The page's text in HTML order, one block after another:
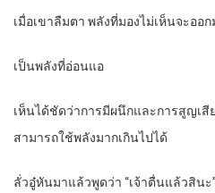
เมื่อเขาลืมตา พลังที่มองไม่เห็นจะออ
เป็นพลังที่อ่อนแอ
เห็นได้ชัดว่าการมีผนึกและการสูญเสี
สามารถใช้พลังมากเกินไปได้
ลั่วอู๋หันมาแล้วพูดว่า “เจ้าตื่นแล้วสินะ”